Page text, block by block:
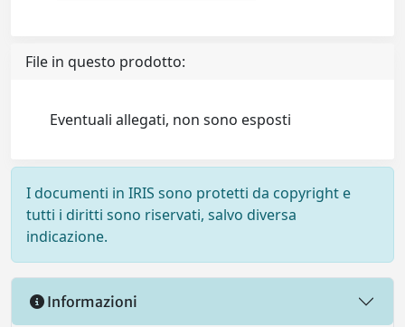
File in questo prodotto:
Eventuali allegati, non sono esposti
I documenti in IRIS sono protetti da copyright e
tutti i diritti sono riservati, salvo diversa
indicazione.
Informazioni